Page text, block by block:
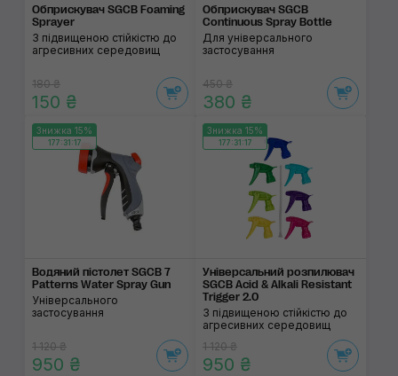
Обприскувач SGCB Foaming
Sprayer
З підвищеною стійкістю до
агресивних середовищ
180 ₴
150 ₴
Обприскувач SGCB
Continuous Spray Bottle
Для універсального
застосування
450 ₴
380 ₴
Знижка 15%
177:31:17
Водяний пістолет SGCB 7
Patterns Water Spray Gun
Універсального
застосування
1 120 ₴
950 ₴
Знижка 15%
177:31:17
Універсальний розпилювач
SGCB Acid & Alkali Resistant
Trigger 2.0
З підвищеною стійкістю до
агресивних середовищ
1 120 ₴
950 ₴